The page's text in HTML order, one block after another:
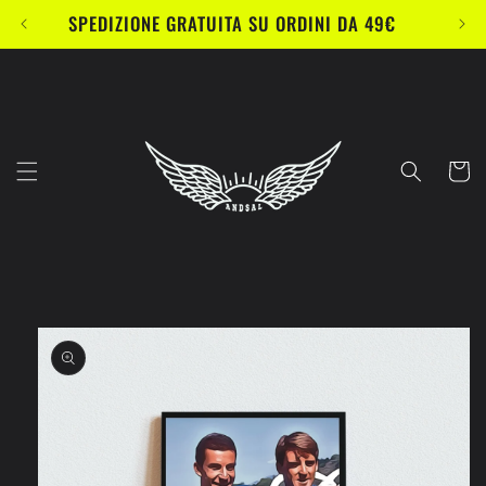
direttamenteSPEDIZIONE GRATUITA SU ORDINI DA 49€
Carrello
Passa alle
informazioni
sul prodotto